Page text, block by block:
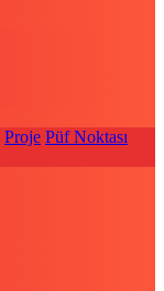
Proje Püf Noktası